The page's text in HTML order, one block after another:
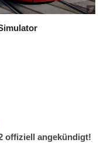
offiziell angekündigt!